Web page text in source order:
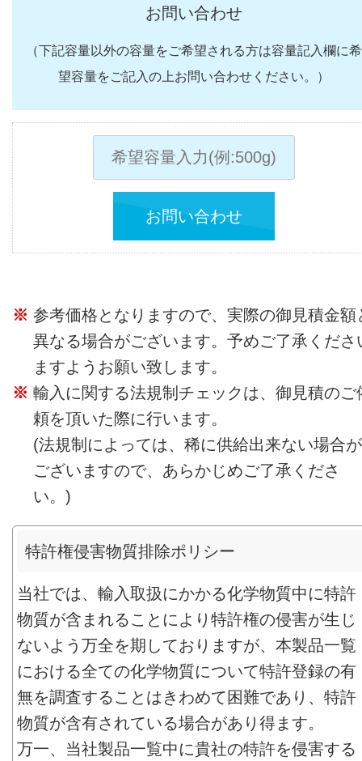
お問い合わせ
（下記容量以外の容量をご希望される方は容量記入欄に希
望容量をご記入の上お問い合わせください。）
お問い合わせ
参考価格となりますので、実際の御見積金額
異なる場合がございます。予めご了承くださ
ますようお願い致します。
輸入に関する法規制チェックは、御見積のご
頼を頂いた際に行います。
(法規制によっては、稀に供給出来ない場合が
ございますので、あらかじめご了承くださ
い。)
特許権侵害物質排除ポリシー
当社では、輸入取扱にかかる化学物質中に特許
物質が含まれることにより特許権の侵害が生じ
ないよう万全を期しておりますが、本製品一覧
における全ての化学物質について特許登録の有
無を調査することはきわめて困難であり、特許
物質が含有されている場合があり得ます。
万一、当社製品一覧中に貴社の特許を侵害する